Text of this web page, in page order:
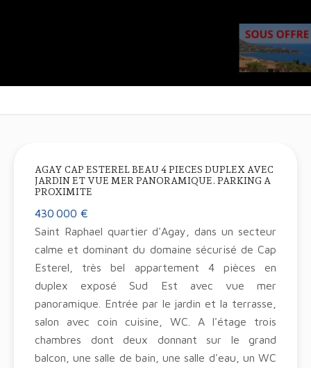
AGAY CAP ESTEREL BEAU 4 PIECES DUPLEX AVEC
JARDIN ET VUE MER PANORAMIQUE. PARKING A
PROXIMITE
430 000 €
Saint Raphael quartier d'Agay, dans un secteur
calme et dominant du domaine sécurisé de Cap
Esterel, très bel appartement 4 pièces en
duplex exposé Sud Est avec vue mer
panoramique. Entrée par le jardin et la terrasse,
salon avec coin cuisine, WC. A l'étage trois
chambres dont deux donnant sur le grand
balcon, une salle de bain, une salle d'eau, un WC